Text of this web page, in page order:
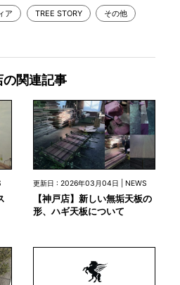
ア TREE STORY その他
関連記事
更新日 : 2026年03月04日 | NEWS
【神戸店】新しい無垢天板の
形、ハギ天板について